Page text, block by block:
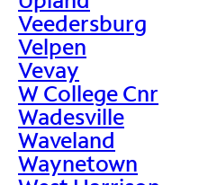
Veedersburg
Velpen
Vevay
W College Cnr
Wadesville
Waveland
Waynetown